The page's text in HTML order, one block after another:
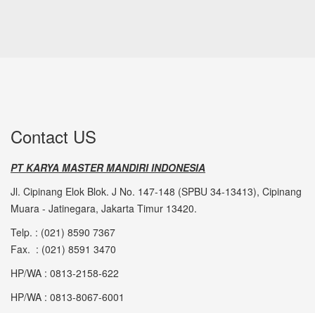
Contact US
PT KARYA MASTER MANDIRI INDONESIA
Jl. Cipinang Elok Blok. J No. 147-148 (SPBU 34-13413), Cipinang
Muara - Jatinegara, Jakarta Timur 13420.
Telp. : (021) 8590 7367
Fax. : (021) 8591 3470
HP/WA : 0813-2158-622
HP/WA : 0813-8067-6001